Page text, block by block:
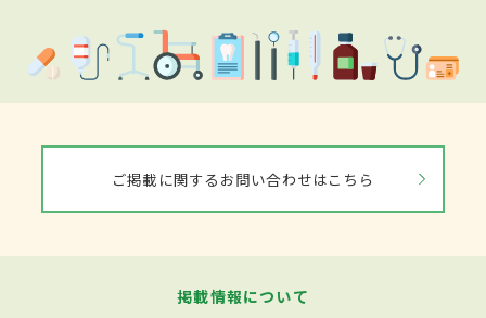
ご掲載に関するお問い合わせはこちら
掲載情報について